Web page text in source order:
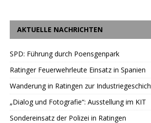
AKTUELLE NACHRICHTEN
SPD: Führung durch Poensgenpark
Ratinger Feuerwehrleute Einsatz in Spanien
Wanderung in Ratingen zur
„Dialog und Fotografie“: Ausstellung im KIT
Sondereinsatz der Polizei in Ratingen